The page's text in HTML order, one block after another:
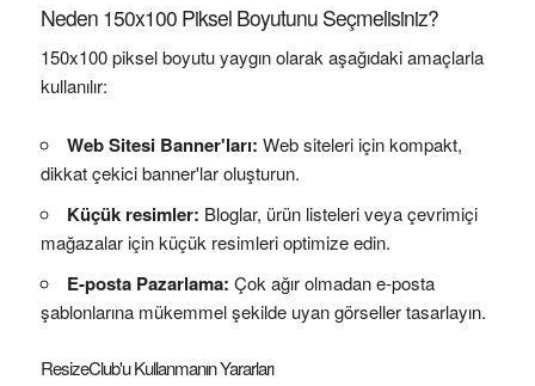
Neden 150x100 Piksel Boyutunu Seçmelisiniz?
150x100 piksel boyutu yaygın olarak aşağıdaki amaçlarla
kullanılır:
Web Sitesi Banner'ları: Web siteleri için kompakt,
dikkat çekici banner'lar oluşturun.
Küçük resimler: Bloglar, ürün listeleri veya çevrimiçi
mağazalar için küçük resimleri optimize edin.
E-posta Pazarlama: Çok ağır olmadan e-posta
şablonlarına mükemmel şekilde uyan görseller tasarlayın.
ResizeClub'u Kullanmanın Yararları